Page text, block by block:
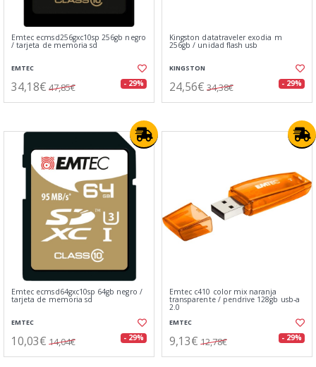
Emtec ecmsd256gxc10sp 256gb negro
/ tarjeta de memoria sd
EMTEC
34,18€ 47,85€ - 29%
Kingston datatraveler exodia m
256gb / unidad flash usb
KINGSTON
24,56€ 34,38€ - 29%
Emtec ecmsd64gxc10sp 64gb negro /
tarjeta de memoria sd
EMTEC
10,03€ 14,04€ - 29%
Emtec c410 color mix naranja
transparente / pendrive 128gb usb-a
2.0
EMTEC
9,13€ 12,78€ - 29%